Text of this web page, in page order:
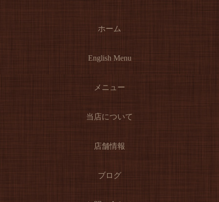
ホーム
English Menu
メニュー
当店について
店舗情報
ブログ